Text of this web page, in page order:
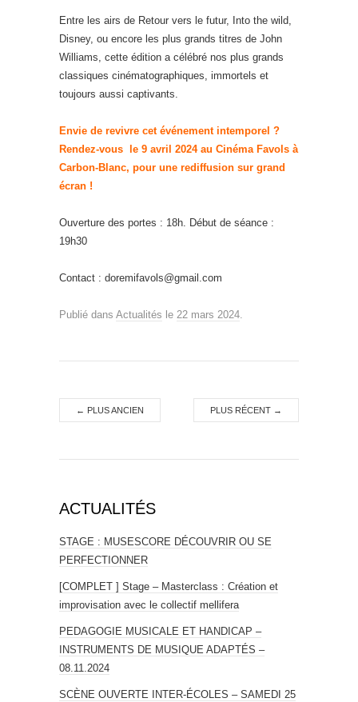
Entre les airs de Retour vers le futur, Into the wild,
Disney, ou encore les plus grands titres de John
Williams, cette édition a célébré nos plus grands
classiques cinématographiques, immortels et
toujours aussi captivants.
Envie de revivre cet événement intemporel ?
Rendez-vous le 9 avril 2024 au Cinéma Favols à
Carbon-Blanc, pour une rediffusion sur grand
écran !
Ouverture des portes : 18h. Début de séance :
19h30
Contact : doremifavols@gmail.com
Publié dans Actualités le 22 mars 2024.
← PLUS ANCIEN PLUS RÉCENT →
ACTUALITÉS
STAGE : MUSESCORE DÉCOUVRIR OU SE
PERFECTIONNER
[COMPLET ] Stage – Masterclass : Création et
improvisation avec le collectif mellifera
PEDAGOGIE MUSICALE ET HANDICAP –
INSTRUMENTS DE MUSIQUE ADAPTÉS –
08.11.2024
SCÈNE OUVERTE INTER-ÉCOLES – SAMEDI 25